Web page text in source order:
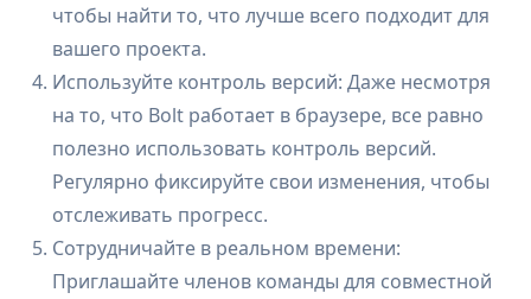
чтобы найти то, что лучше всего подходит для
вашего проекта.
Используйте контроль версий: Даже несмотря
на то, что Bolt работает в браузере, все равно
полезно использовать контроль версий.
Регулярно фиксируйте свои изменения, чтобы
отслеживать прогресс.
Сотрудничайте в реальном времени:
Приглашайте членов команды для совместной